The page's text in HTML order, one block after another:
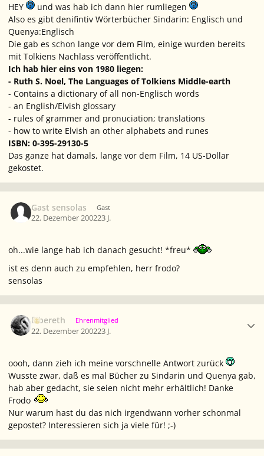
HEY
und was hab ich dann hier rumliegen
Also es gibt denifintiv Wörterbücher Sindarin: Englisch und
Quenya:Englisch
Die gab es schon lange vor dem Film, einige wurden bereits
mit Tolkiens Nachlass veröffentlicht.
Ich hab hier eins von 1980 liegen:
- Ruth S. Noel, The Languages of Tolkiens Middle-earth
- Contains a dictionary of all non-Englisch words
- an English/Elvish glossary
- rules of grammer and pronuciation; translations
- how to write Elvish an other alphabets and runes
ISBN: 0-395-29130-5
Das ganze hat damals, lange vor dem Film, 14 US-Dollar
gekostet.
Gast sensolas Gast
22. Dezember 200223 J.
oh...wie lange hab ich danach gesucht! *freu*
ist es denn auch zu empfehlen, herr frodo?
sensolas
Elbereth Ehrenmitglied
22. Dezember 200223 J.
oooh, dann zieh ich meine vorschnelle Antwort zurück
Wusste zwar, daß es mal Bücher zu Sindarin und Quenya gab,
hab aber gedacht, sie seien nicht mehr erhältlich! Danke
Frodo
Nur warum hast du das nich irgendwann vorher schonmal
gepostet? Interessieren sich ja viele für! ;-)